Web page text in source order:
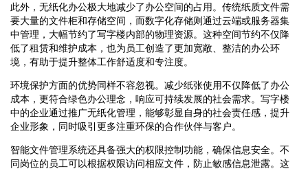
此外，无纸化办公极大地减少了办公空间的占用。传统纸质文件需
要大量的文件柜和存储空间，而数字化存储则通过云端或服务器集
中管理，大幅节约了写字楼内部的物理资源。这种空间节约不仅降
低了租赁和维护成本，也为员工创造了更加宽敞、整洁的办公环
境，有助于提升整体工作舒适度和专注度。
环境保护方面的优势同样不容忽视。减少纸张使用不仅降低了办公
成本，更符合绿色办公理念，响应可持续发展的社会需求。写字楼
中的企业通过推广无纸化管理，能够彰显自身的社会责任感，提升
企业形象，同时吸引更多注重环保的合作伙伴与客户。
智能文件管理系统还具备强大的权限控制功能，确保信息安全。不
同岗位的员工可以根据权限访问相应文件，防止敏感信息泄露。这